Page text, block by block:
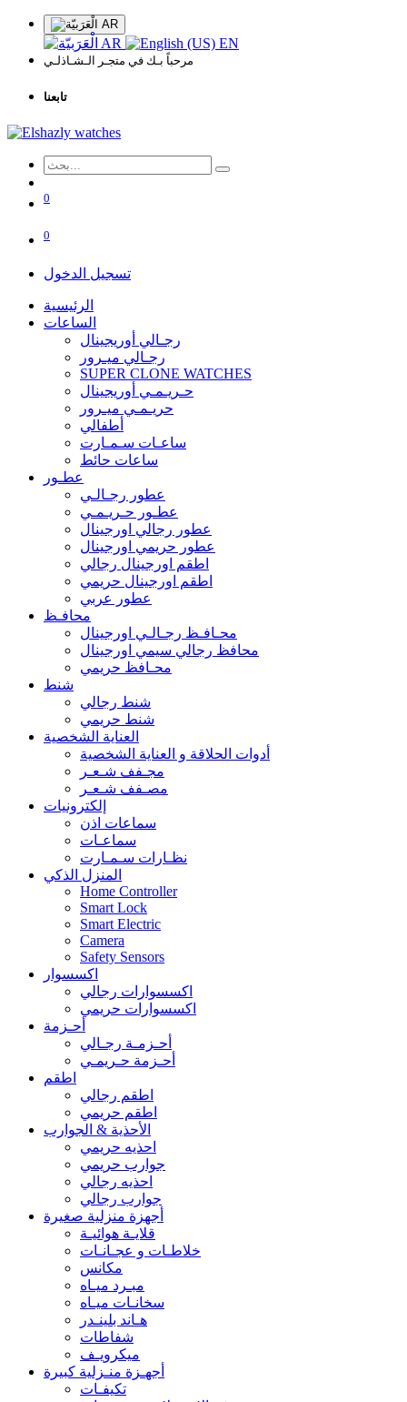
AR
AR EN
مرحباً بـك في متجـر الـشـاذلـي
تابعنا
0
0
تسجيل الدخول
الرئيسية
الساعات
رجـالي أوريجينال
رجـالي ميـرور
SUPER CLONE WATCHES
حـريـمـي أوريجينال
حريـمـي ميـرور
أطفالي
ساعـات سـمـارت
ساعات حائط
عطـور
عطور رجـالـي
عطـور حـريـمـي
عطور رجالي اورجينال
عطور حريمي اورجينال
اطقم اورجينال رجالي
اطقم اورجينال حريمي
عطور عربي
محافـظ
محـافـظ رجـالـي اورجينال
محافظ رجالي سيمي اورجينال
محـافظ حريمي
شنط
شنط رجالي
شنط حريمي
العناية الشخصية
أدوات الحلاقة و العناية الشخصية
مجـفف شـعـر
مصـفف شـعـر
إلكترونيات
سماعات اذن
سماعـات
نظـارات سـمـارت
المنزل الذكي
Home Controller
Smart Lock
Smart Electric
Camera
Safety Sensors
اكسسوار
اكسسوارات رجالي
اكسسوارات حريمي
أحـزمة
أحـزمـة رجـالي
أحـزمة حـريمـي
اطقم
اطقم رجالي
اطقم حريمي
الأحذية & الجوارب
احذيه حريمي
جوارب حريمي
احذيه رجالي
جوارب رجالي
أجهزة منزلية صغيرة
قلايـة هوائيـة
خلاطـات و عجـانـات
مكانس
مبـرد ميـاه
سخانـات ميـاه
هـاند بلينـدر
شفاطات
ميكرويـف
أجهـزة منـزلية كبيرة
تكيفـات